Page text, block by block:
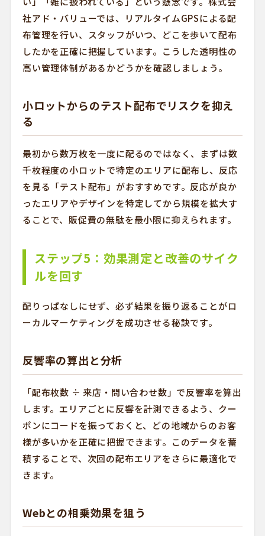
社アド・バリューでは、リアルタイムGPSによる配
布管理を行い、スタッフがいつ、どこを歩いて配布
したかを正確に把握しています。こうした透明性の
高い管理体制があるかどうかを確認しましょう。
小ロットからのテスト配布でリスクを抑え
る
最初から数万枚を一度に配るのではなく、まずは数
千枚程度の小ロットで特定のエリアに配布し、反応
を見る「テスト配布」がおすすめです。反応が良か
ったエリアやデザインを特定してから規模を拡大す
ることで、販促費の無駄を最小限に抑えられます。
ステップ5：効果測定と改善のサイク
ルを回す
配りっぱなしにせず、必ず結果を振り返ることがロ
ーカルマーケティングを成功させる秘訣です。
反響率の算出と分析
「配布枚数 ÷ 来店・問い合わせ数」で反響率を算出
します。エリアごとに反響を計測できるよう、クー
ポンにコードを振っておくと、どの地域からのお客
様が多いかを正確に把握できます。このデータを蓄
積することで、次回の配布エリアをさらに最適化で
きます。
Webとの相乗効果を狙う